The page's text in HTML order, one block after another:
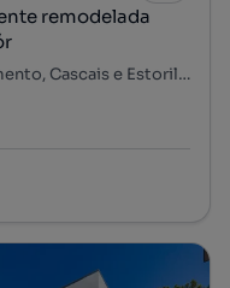
remodelada
Largo do Chafariz, Alapraia - Livramento, Cascais e Estoril, Cascais, Lisboa